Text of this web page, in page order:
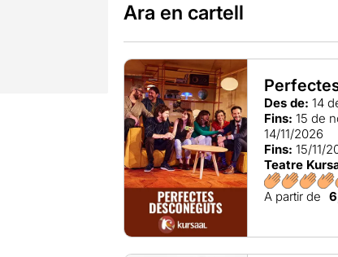
Ara en cartell
Des de: 14
Fins: 15 de
14/11/2026
Fins: 15/11/
Teatre
A partir de